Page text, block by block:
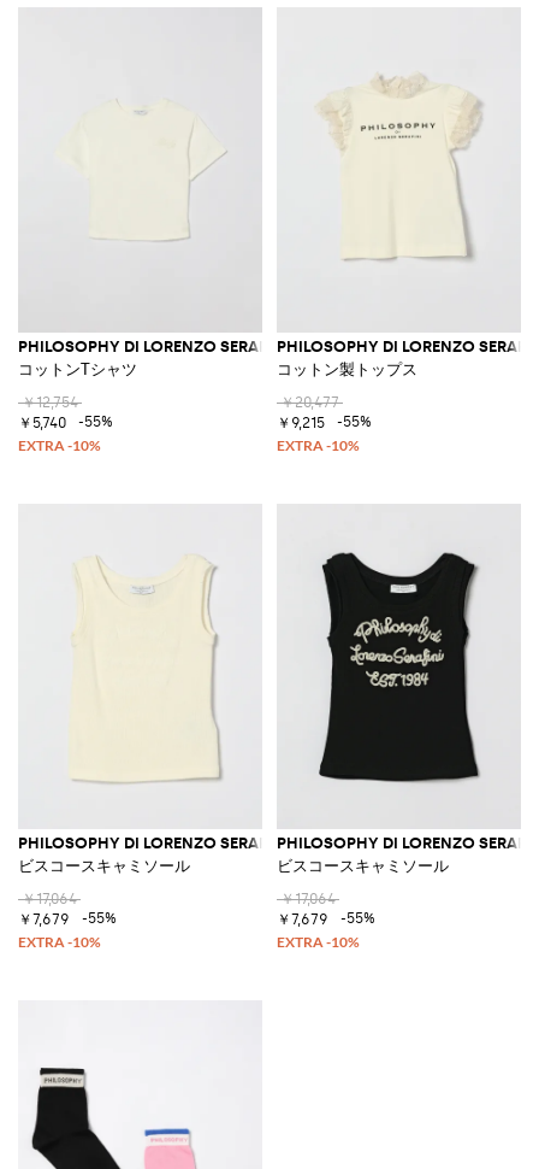
PHILOSOPHY DI LORENZO SERAFINI
コットンTシャツ
￥12,754
￥5,740
-55%
PHILOSOPHY DI LORENZO
コットン製トップス
￥20,477
￥9,215
-55%
PHILOSOPHY DI LORENZO SERAFINI
ビスコースキャミソール
￥17,064
￥7,679
-55%
PHILOSOPHY DI LORENZO
ビスコースキャミソール
￥17,064
￥7,679
-55%